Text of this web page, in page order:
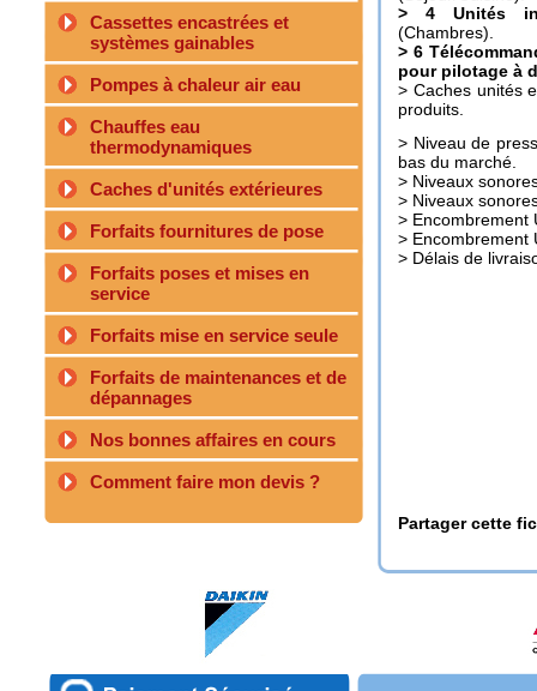
Cassettes encastrées et
systèmes gainables
Pompes à chaleur air eau
Chauffes eau
thermodynamiques
Caches d'unités extérieures
Forfaits fournitures de pose
Forfaits poses et mises en
service
Forfaits mise en service seule
Forfaits de maintenances et de
dépannages
Nos bonnes affaires en cours
Comment faire mon devis ?
> 4 Unités
(Chambres).
> 6
pour pilotage à
> Caches unités
produits.
> Niveau de
bas du marché.
> Niveaux
> Niveaux
> Encombrement
> Encombrement
> Délais de
Partager cette